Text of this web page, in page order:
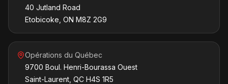
40 Jutland Road
Etobicoke, ON M8Z 2G9
Opérations du Québec
9700 Boul. Henri-Bourassa Ouest
Saint-Laurent, QC H4S 1R5